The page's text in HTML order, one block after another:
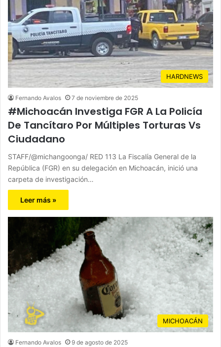
HARDNEWS
Fernando Avalos 7 de noviembre de 2025
#Michoacán Investiga FGR A La Policía
De Tancítaro Por Múltiples Torturas Vs
Ciudadano
STAFF/@michangoonga/ RED 113 La Fiscalía General de la
República (FGR) en su delegación en Michoacán, inició una
carpeta de investigación…
Leer más »
MICHOACÁN
Fernando Avalos 9 de agosto de 2025